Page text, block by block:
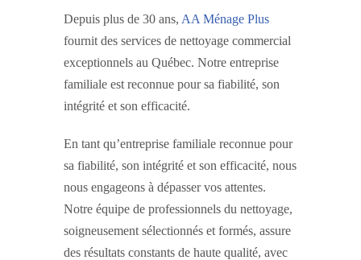
Depuis plus de 30 ans, AA Ménage Plus
fournit des services de nettoyage commercial
exceptionnels au Québec. Notre entreprise
familiale est reconnue pour sa fiabilité, son
intégrité et son efficacité.
En tant qu’entreprise familiale reconnue pour
sa fiabilité, son intégrité et son efficacité, nous
nous engageons à dépasser vos attentes.
Notre équipe de professionnels du nettoyage,
soigneusement sélectionnés et formés, assure
des résultats constants de haute qualité, avec